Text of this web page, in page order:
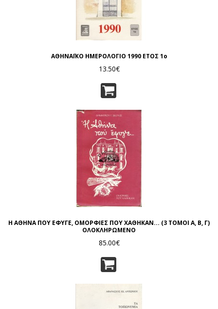
ΑΘΗΝΑΪΚΟ ΗΜΕΡΟΛΟΓΙΟ 1990 ΕΤΟΣ 1ο
13.50€
Η ΑΘΗΝΑ ΠΟΥ ΕΦΥΓΕ, ΟΜΟΡΦΙΕΣ ΠΟΥ ΧΑΘΗΚΑΝ... (3 ΤΟΜΟΙ Α, Β, Γ)
ΟΛΟΚΛΗΡΩΜΕΝΟ
85.00€